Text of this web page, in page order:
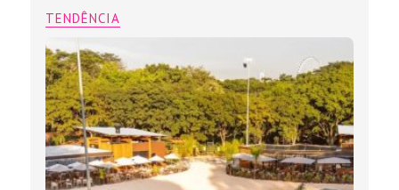
TENDÊNCIA